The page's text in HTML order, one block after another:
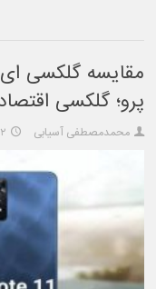
پرو؛ گلکسی اقتصادی یا
محمدمصطفی آسیابی ۰۲